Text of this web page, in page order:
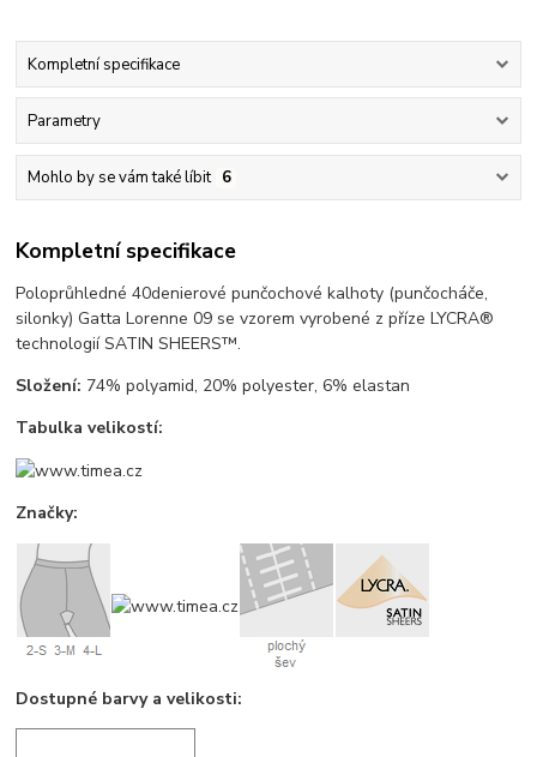
Kompletní specifikace
Parametry
Mohlo by se vám také líbit 6
Kompletní specifikace
Poloprůhledné 40denierové punčochové kalhoty (punčocháče,
silonky) Gatta Lorenne 09 se vzorem vyrobené z příze LYCRA®
technologií SATIN SHEERS™.
Složení: 74% polyamid, 20% polyester, 6% elastan
Tabulka velikostí:
Značky:
Dostupné barvy a velikosti: